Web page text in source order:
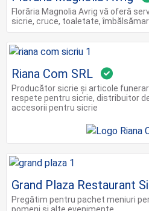
Florăria Magnolia Avrig vă oferă
sicrie, cruce, toaletate,
Riana Com SRL
Producător sicrie și articole
respete pentru sicrie, distribuitor
accesorii pentru sicrie
Grand Plaza Restaurant
Pregătim pentru pachet meniuri
pomeni și alte evenimente